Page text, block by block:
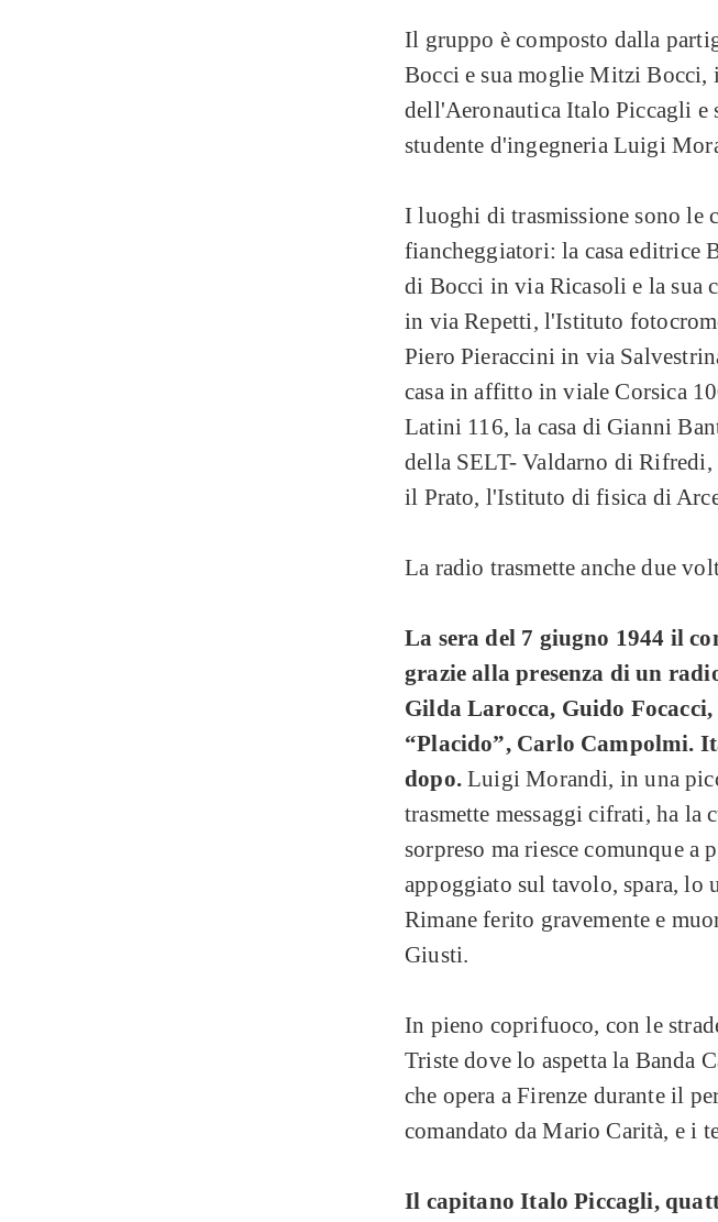
Il gruppo è composto dalla
Bocci e sua moglie Mitzi
dell'Aeronautica Italo Piccagli e
studente d'ingegneria Luigi
I luoghi di trasmissione sono le
fiancheggiatori: la casa editrice
di Bocci in via Ricasoli e la sua
in via Repetti, l'Istituto
Piero Pieraccini in via
casa in affitto in viale Corsica
Latini 116, la casa di Gianni
della SELT- Valdarno di
il Prato, l'Istituto di fisica di
La radio trasmette anche due
La sera del 7 giugno 1944 il
grazie alla presenza di un
Gilda Larocca, Guido
“Placido”, Carlo Campolmi.
dopo.Luigi Morandi, in una
trasmette messaggi cifrati, ha la
sorpreso ma riesce comunque a
appoggiato sul tavolo, spara, lo
Rimane ferito gravemente e
Giusti.
In pieno coprifuoco, con le
Triste dove lo aspetta la Banda
che opera a Firenze durante il
comandato da Mario Carità, e i
Il capitano Italo Piccagli,